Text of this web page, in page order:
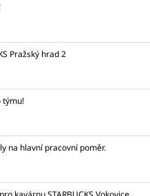
Pražský hrad 2
týmu!
na hlavní pracovní poměr.